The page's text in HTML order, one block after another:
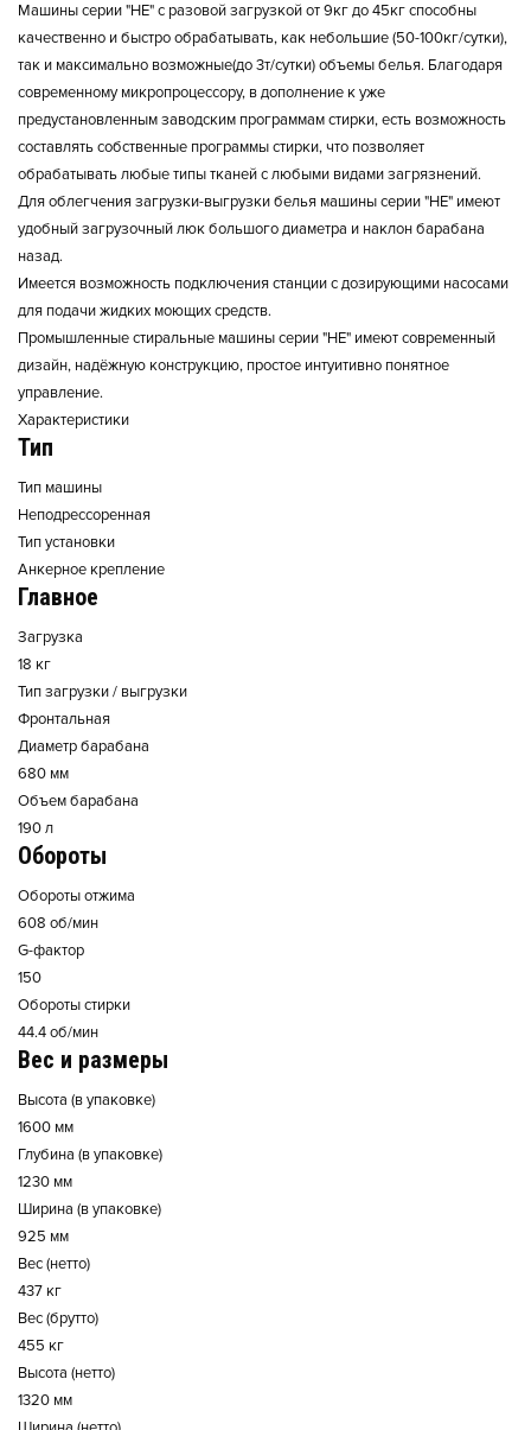
Машины серии "HE" с разовой загрузкой от 9кг до 45кг способны
качественно и быстро обрабатывать, как небольшие (50-100кг/сутки),
так и максимально возможные(до 3т/сутки) объемы белья. Благодаря
современному микропроцессору, в дополнение к уже
предустановленным заводским программам стирки, есть возможность
составлять собственные программы стирки, что позволяет
обрабатывать любые типы тканей с любыми видами загрязнений.
Для облегчения загрузки-выгрузки белья машины серии "HE" имеют
удобный загрузочный люк большого диаметра и наклон барабана
назад.
Имеется возможность подключения станции с дозирующими насосами
для подачи жидких моющих средств.
Промышленные стиральные машины серии "HE" имеют современный
дизайн, надёжную конструкцию, простое интуитивно понятное
управление.
Характеристики
Тип
Тип машины
Неподрессоренная
Тип установки
Анкерное крепление
Главное
Загрузка
18 кг
Тип загрузки / выгрузки
Фронтальная
Диаметр барабана
680 мм
Объем барабана
190 л
Обороты
Обороты отжима
608 об/мин
G-фактор
150
Обороты стирки
44.4 об/мин
Вес и размеры
Высота (в упаковке)
1600 мм
Глубина (в упаковке)
1230 мм
Ширина (в упаковке)
925 мм
Вес (нетто)
437 кг
Вес (брутто)
455 кг
Высота (нетто)
1320 мм